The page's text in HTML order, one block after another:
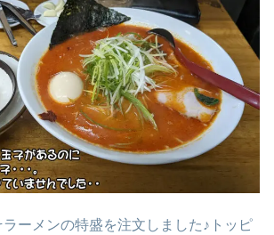
ーメンの特盛を注文しました♪トッピ